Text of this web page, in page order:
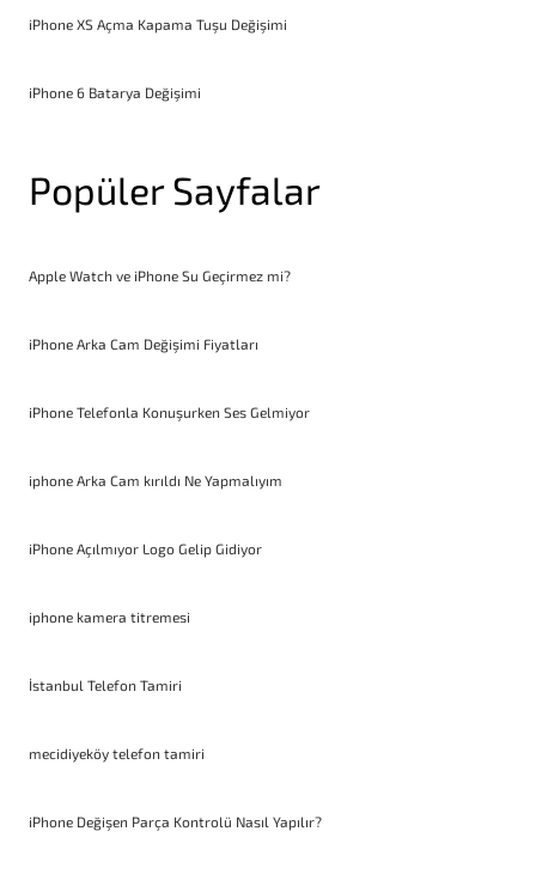
iPhone XS Açma Kapama Tuşu Değişimi
iPhone 6 Batarya Değişimi
Popüler Sayfalar
Apple Watch ve iPhone Su Geçirmez mi?
iPhone Arka Cam Değişimi Fiyatları
iPhone Telefonla Konuşurken Ses Gelmiyor
iphone Arka Cam kırıldı Ne Yapmalıyım
iPhone Açılmıyor Logo Gelip Gidiyor
iphone kamera titremesi
İstanbul Telefon Tamiri
mecidiyeköy telefon tamiri
iPhone Değişen Parça Kontrolü Nasıl Yapılır?